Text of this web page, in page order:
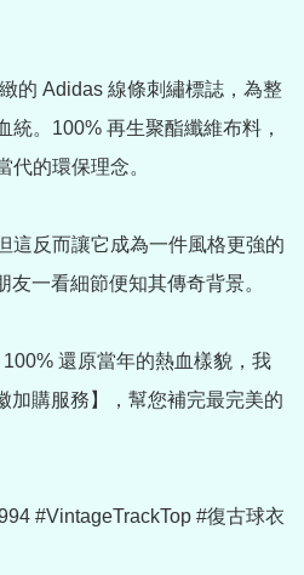
的 Adidas 線條刺繡標誌，為整
統。100% 再生聚酯纖維布料，
代的環保理念。
這反而讓它成為一件風格更強的
友一看細節便知其傳奇背景。
還原當年的熱血樣貌，我
加購服務】，幫您補完最完美的
#VintageTrackTop #復古球衣